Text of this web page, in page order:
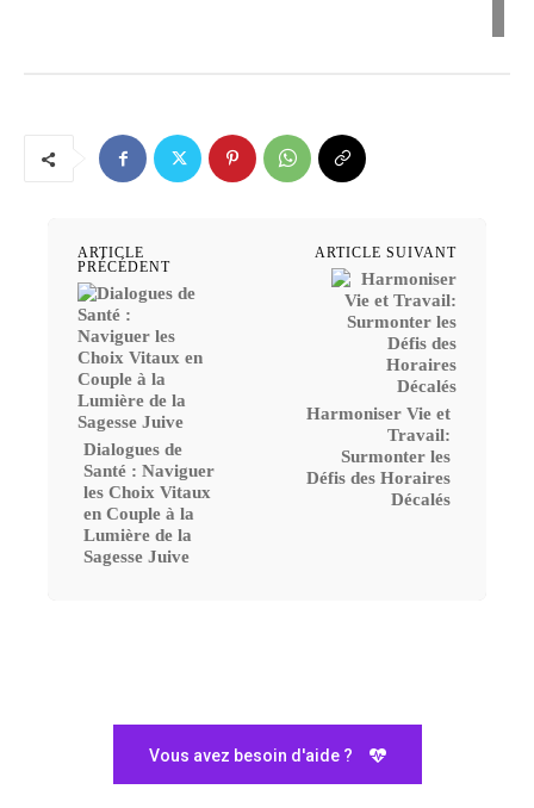
ARTICLE
PRÉCÉDENT
Dialogues de
Santé : Naviguer
les Choix Vitaux
en Couple à la
Lumière de la
Sagesse Juive
ARTICLE SUIVANT
Harmoniser Vie et
Travail:
Surmonter les
Défis des Horaires
Décalés
Vous avez besoin d'aide ?